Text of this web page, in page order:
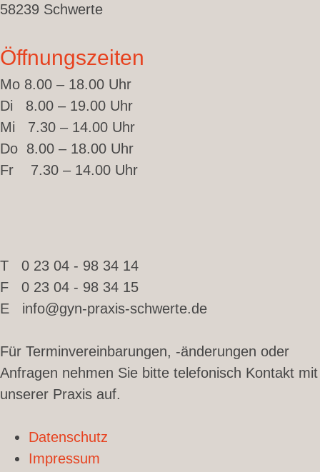
58239 Schwerte
Öffnungszeiten
Mo 8.00 – 18.00 Uhr
Di 8.00 – 19.00 Uhr
Mi 7.30 – 14.00 Uhr
Do 8.00 – 18.00 Uhr
Fr 7.30 – 14.00 Uhr
T 0 23 04 - 98 34 14
F 0 23 04 - 98 34 15
E info@gyn-praxis-schwerte.de
Für Terminvereinbarungen, -änderungen oder
Anfragen nehmen Sie bitte telefonisch Kontakt mit
unserer Praxis auf.
Datenschutz
Impressum